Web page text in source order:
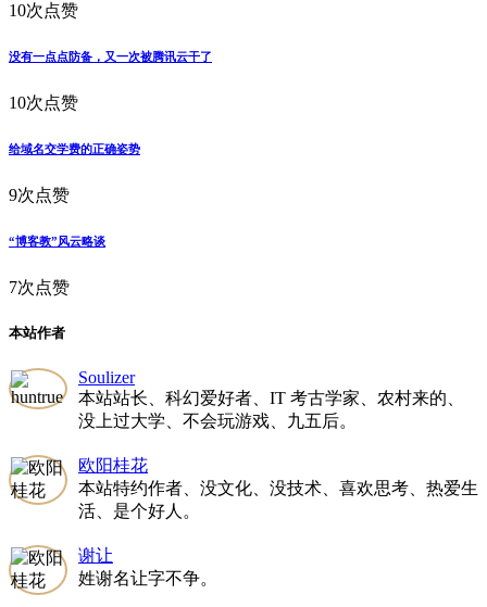
10次点赞
没有一点点防备，又一次被腾讯云干了
10次点赞
给域名交学费的正确姿势
9次点赞
“博客教”风云略谈
7次点赞
本站作者
Soulizer
本站站长、科幻爱好者、IT 考古学家、农村来的、
没上过大学、不会玩游戏、九五后。
欧阳桂花
本站特约作者、没文化、没技术、喜欢思考、热爱生
活、是个好人。
谢让
姓谢名让字不争。